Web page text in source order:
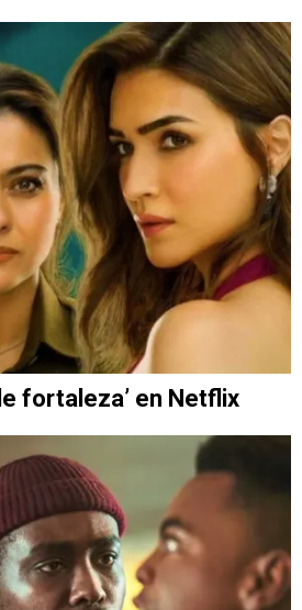
fortaleza’ en Netflix